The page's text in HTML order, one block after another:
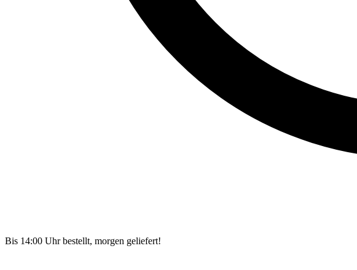
Bis 14:00 Uhr bestellt, morgen geliefert!